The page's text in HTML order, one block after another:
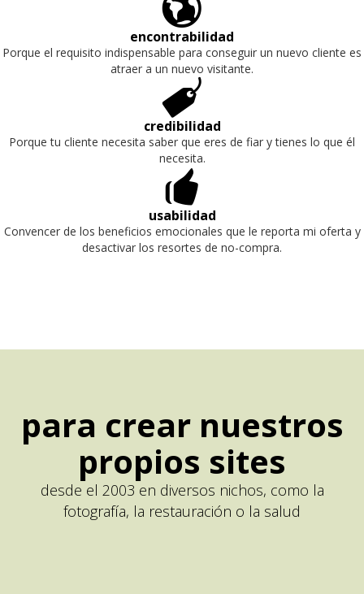
encontrabilidad
Porque el requisito indispensable para conseguir un nuevo cliente es
atraer a un nuevo visitante.

credibilidad
Porque tu cliente necesita saber que eres de fiar y tienes lo que él
necesita.
👍
usabilidad
Convencer de los beneficios emocionales que le reporta mi oferta y
desactivar los resortes de no-compra.
para crear nuestros
propios sites
desde el 2003 en diversos nichos, como la
fotografía, la restauración o la salud